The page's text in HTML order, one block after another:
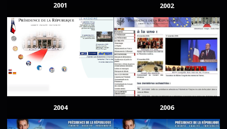
2001 2002
2004 2006